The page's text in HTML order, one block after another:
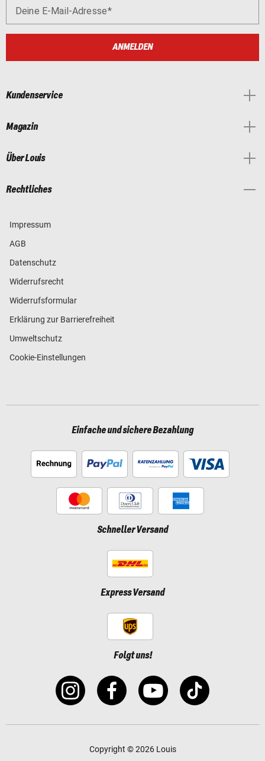
Deine E-Mail-Adresse
ANMELDEN
Kundenservice
Magazin
Über Louis
Rechtliches
Impressum
AGB
Datenschutz
Widerrufsrecht
Widerrufsformular
Erklärung zur Barrierefreiheit
Umweltschutz
Cookie-Einstellungen
Einfache und sichere Bezahlung
Schneller Versand
Express Versand
Folgt uns!
Copyright © 2026 Louis